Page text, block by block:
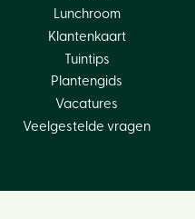
Lunchroom
Klantenkaart
Tuintips
Plantengids
Vacatures
Veelgestelde vragen